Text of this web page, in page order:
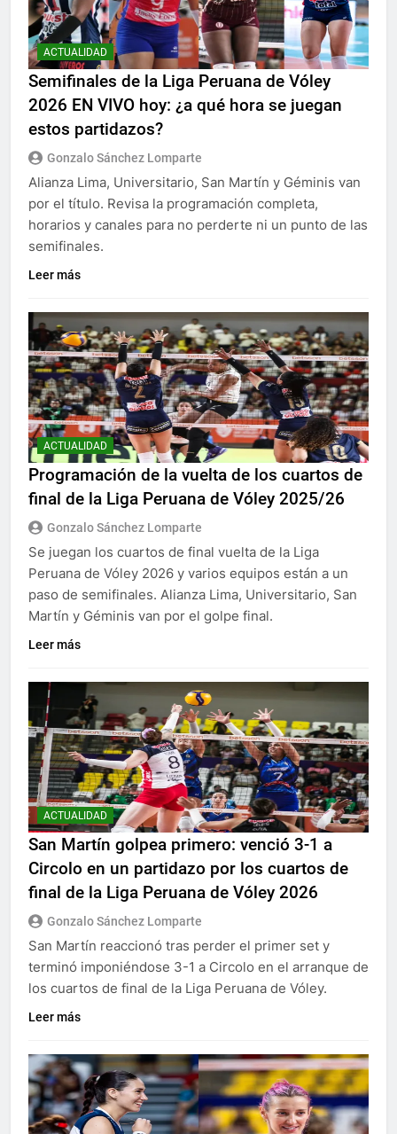
ACTUALIDAD
Semifinales de la Liga Peruana de Vóley
2026 EN VIVO hoy: ¿a qué hora se juegan
estos partidazos?
Gonzalo Sánchez Lomparte
Alianza Lima, Universitario, San Martín y Géminis van
por el título. Revisa la programación completa,
horarios y canales para no perderte ni un punto de las
semifinales.
Leer más
ACTUALIDAD
Programación de la vuelta de los cuartos de
final de la Liga Peruana de Vóley 2025/26
Gonzalo Sánchez Lomparte
Se juegan los cuartos de final vuelta de la Liga
Peruana de Vóley 2026 y varios equipos están a un
paso de semifinales. Alianza Lima, Universitario, San
Martín y Géminis van por el golpe final.
Leer más
ACTUALIDAD
San Martín golpea primero: venció 3-1 a
Circolo en un partidazo por los cuartos de
final de la Liga Peruana de Vóley 2026
Gonzalo Sánchez Lomparte
San Martín reaccionó tras perder el primer set y
terminó imponiéndose 3-1 a Circolo en el arranque de
los cuartos de final de la Liga Peruana de Vóley.
Leer más